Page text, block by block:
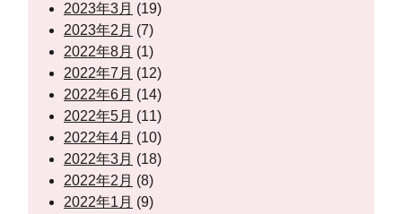
2023年3月 (19)
2023年2月 (7)
2022年8月 (1)
2022年7月 (12)
2022年6月 (14)
2022年5月 (11)
2022年4月 (10)
2022年3月 (18)
2022年2月 (8)
2022年1月 (9)